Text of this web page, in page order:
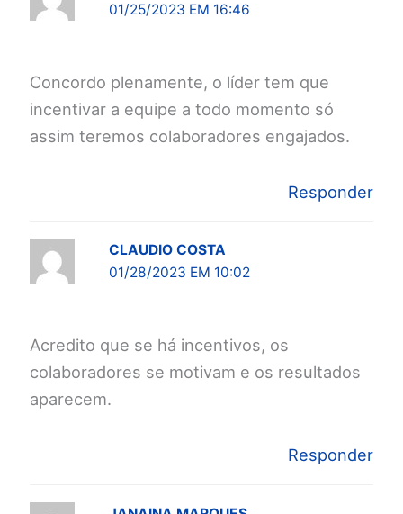
01/25/2023 EM 16:46
Concordo plenamente, o líder tem que
incentivar a equipe a todo momento só
assim teremos colaboradores engajados.
Responder
CLAUDIO COSTA
01/28/2023 EM 10:02
Acredito que se há incentivos, os
colaboradores se motivam e os resultados
aparecem.
Responder